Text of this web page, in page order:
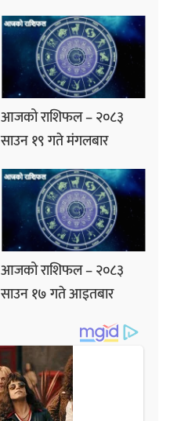
आजको राशिफल – २०८३
साउन १९ गते मंगलबार
आजको राशिफल – २०८३
साउन १७ गते आइतबार